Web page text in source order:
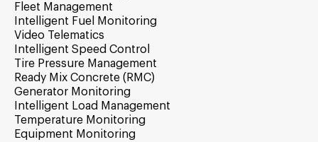
Fleet Management
Intelligent Fuel Monitoring
Video Telematics
Intelligent Speed Control
Tire Pressure Management
Ready Mix Concrete (RMC)
Generator Monitoring
Intelligent Load Management
Temperature Monitoring
Equipment Monitoring